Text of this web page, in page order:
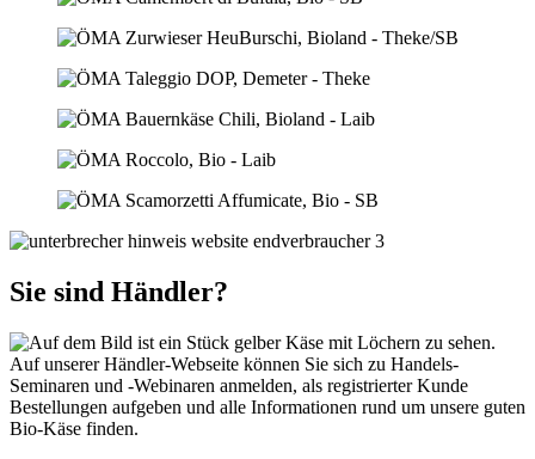
Sie sind Händler?
Auf unserer Händler-Webseite können Sie sich zu Handels-
Seminaren und -Webinaren anmelden, als registrierter Kunde
Bestellungen aufgeben und alle Informationen rund um unsere guten
Bio-Käse finden.